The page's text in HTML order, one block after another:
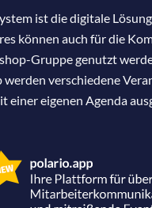
ist die digitale
können auch für die
Gruppe genutzt
verschiedene
einer eigenen Agenda